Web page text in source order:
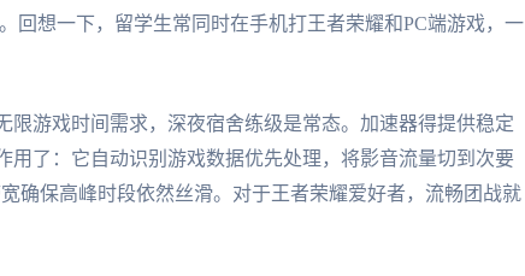
回想一下，留学生常同时在手机打王者荣耀和PC端游戏，一
限游戏时间需求，深夜宿舍练级是常态。加速器得提供稳定
用了：它自动识别游戏数据优先处理，将影音流量切到次要
确保高峰时段依然丝滑。对于王者荣耀爱好者，流畅团战就